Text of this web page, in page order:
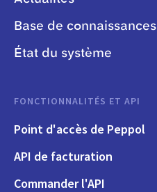
Base de connaissances
État du système
FONCTIONNALITÉS ET API
Point d'accès de Peppol
API de facturation
Commander l'API